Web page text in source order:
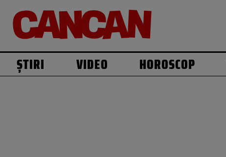
ȘTIRI VIDEO HOROSCOP